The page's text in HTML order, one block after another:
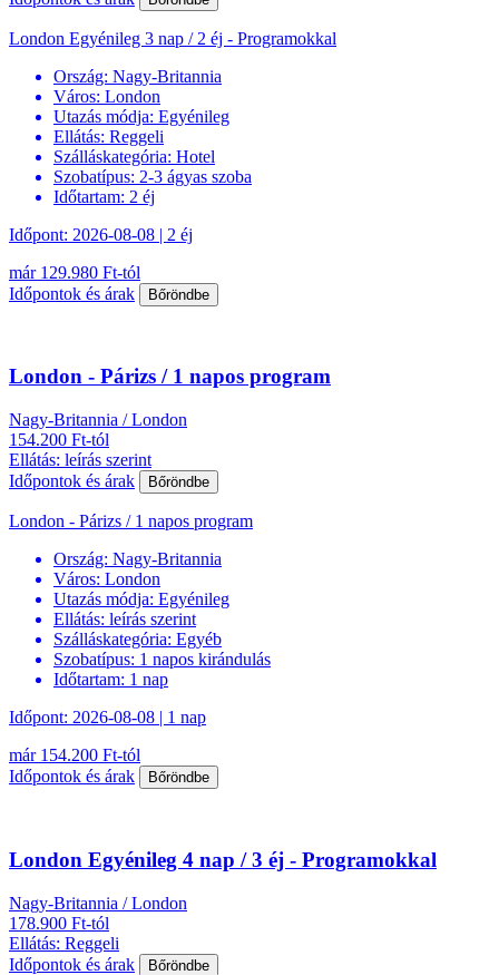
London Egyénileg 3 nap / 2 éj - Programokkal
Ország: Nagy-Britannia
Város: London
Utazás módja: Egyénileg
Ellátás: Reggeli
Szálláskategória: Hotel
Szobatípus: 2-3 ágyas szoba
Időtartam: 2 éj
Időpont: 2026-08-08 | 2 éj
már 129.980 Ft-tól
Időpontok és árak
Bőröndbe
London - Párizs / 1 napos program
Nagy-Britannia / London
154.200 Ft-tól
Ellátás: leírás szerint
Időpontok és árak
Bőröndbe
London - Párizs / 1 napos program
Ország: Nagy-Britannia
Város: London
Utazás módja: Egyénileg
Ellátás: leírás szerint
Szálláskategória: Egyéb
Szobatípus: 1 napos kirándulás
Időtartam: 1 nap
Időpont: 2026-08-08 | 1 nap
már 154.200 Ft-tól
Időpontok és árak
Bőröndbe
London Egyénileg 4 nap / 3 éj - Programokkal
Nagy-Britannia / London
178.900 Ft-tól
Ellátás: Reggeli
Időpontok és árak
Bőröndbe